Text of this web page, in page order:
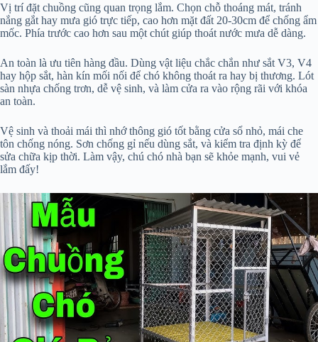
Vị trí đặt chuồng cũng quan trọng lắm. Chọn chỗ thoáng mát, tránh
nắng gắt hay mưa gió trực tiếp, cao hơn mặt đất 20-30cm để chống ẩm
mốc. Phía trước cao hơn sau một chút giúp thoát nước mưa dễ dàng.
An toàn là ưu tiên hàng đầu. Dùng vật liệu chắc chắn như sắt V3, V4
hay hộp sắt, hàn kín mối nối để chó không thoát ra hay bị thương. Lót
sàn nhựa chống trơn, dễ vệ sinh, và làm cửa ra vào rộng rãi với khóa
an toàn.
Vệ sinh và thoải mái thì nhớ thông gió tốt bằng cửa sổ nhỏ, mái che
tôn chống nóng. Sơn chống gỉ nếu dùng sắt, và kiểm tra định kỳ để
sửa chữa kịp thời. Làm vậy, chú chó nhà bạn sẽ khỏe mạnh, vui vẻ
lắm đấy!